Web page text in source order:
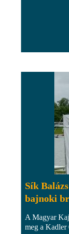
Sík
bajnoki
A Magyar
meg a Kadler